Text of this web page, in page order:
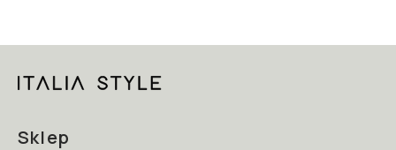
Sklep